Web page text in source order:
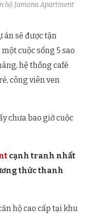
hộ Jamona Apartment
án sẽ được tận
cuộc sống 5 sao
hệ thống café
công viên ven
chưa bao giờ cuộc
cạnh tranh nhất
thức thanh
hộ cao cấp tại khu